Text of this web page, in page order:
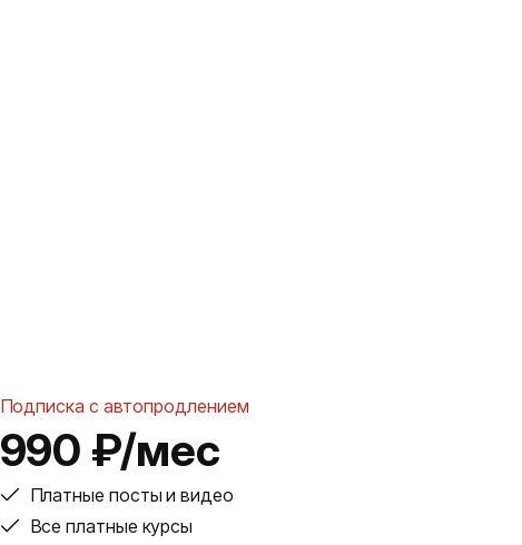
Подписка с автопродлением
990 ₽/мес
Платные посты и видео
Все платные курсы